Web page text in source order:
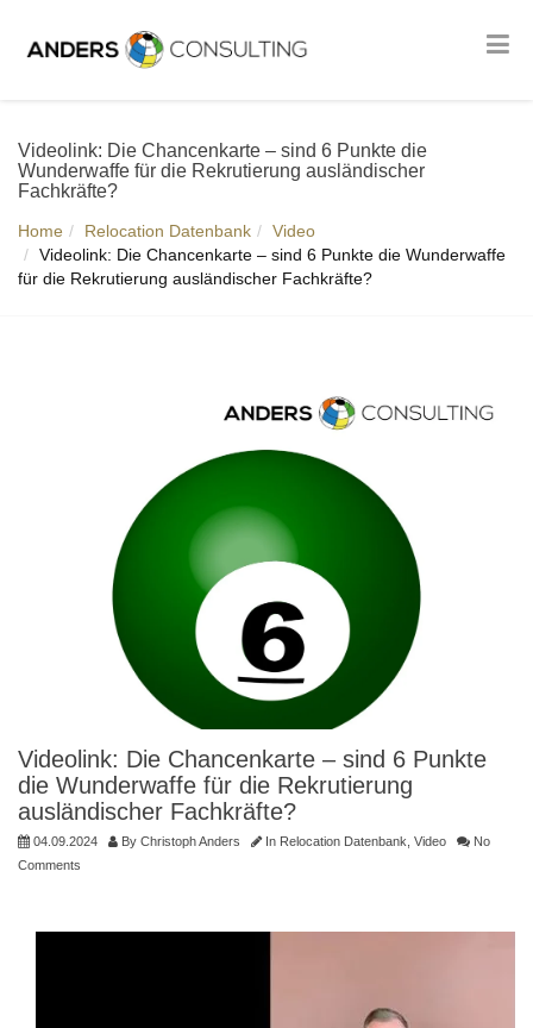
Videolink: Die Chancenkarte – sind 6 Punkte die
Wunderwaffe für die Rekrutierung ausländischer
Fachkräfte?
Home Relocation Datenbank
Video
Videolink: Die Chancenkarte – sind 6 Punkte die Wunderwaffe
für die Rekrutierung ausländischer Fachkräfte?
Videolink: Die Chancenkarte – sind 6 Punkte
die Wunderwaffe für die Rekrutierung
ausländischer Fachkräfte?
04.09.2024 By Christoph Anders In Relocation Datenbank Video
No
Comments